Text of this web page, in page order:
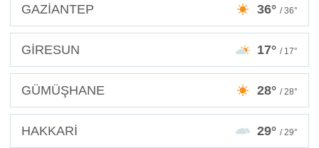
GAZİANTEP 36° / 36°
GİRESUN 17° / 17°
GÜMÜŞHANE 28° / 28°
HAKKARİ 29° / 29°